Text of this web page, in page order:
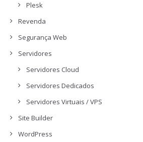
Plesk
Revenda
Segurança Web
Servidores
Servidores Cloud
Servidores Dedicados
Servidores Virtuais / VPS
Site Builder
WordPress